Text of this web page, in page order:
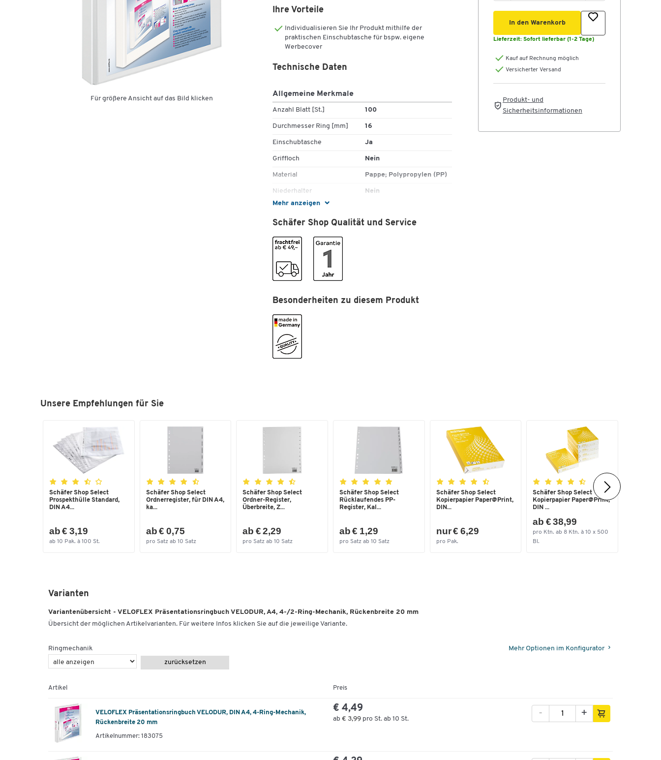
Für größere Ansicht auf das Bild klicken
Ihre Vorteile
Individualisieren Sie Ihr Produkt mithilfe der
praktischen Einschubtasche für bspw. eigene
Werbecover
Mehr anzeigen
Technische Daten
Allgemeine Merkmale
Anzahl Blatt [St.] 100
Durchmesser Ring [mm] 16
Einschubtasche Ja
Griffloch Nein
Material Pappe; Polypropylen (PP)
Niederhalter Nein
Ringmechanik
Rückenbreite [mm] 20
Rückenschild
Farben
Maße
Schäfer Shop Qualität und Service
Besonderheiten zu diesem Produkt
In den Warenkorb
Lieferzeit: Sofort lieferbar (1-2 Tage)
Kauf auf Rechnung möglich
Versicherter Versand
Produkt- und
Sicherheitsinformationen
Unsere Empfehlungen für Sie
Schäfer Shop Select
Prospekthülle Standard,
DIN A4...
ab € 3,19
ab 10 Pak. à 100 St.
Schäfer Shop Select
Ordnerregister, für DIN A4,
ka...
ab € 0,75
pro Satz ab 10 Satz
Schäfer Shop Select
Ordner-Register,
Überbreite, Z...
ab € 2,29
pro Satz ab 10 Satz
Schäfer Shop Select
Rücklaufendes PP-
Register, Kal...
ab € 1,29
pro Satz ab 10 Satz
Schäfer Shop Select
Kopierpapier Paper@Print,
DIN...
nur € 6,29
pro Pak.
Schäfer Shop Select
Kopierpapier Paper@Print,
DIN ...
ab € 38,99
pro Ktn. ab 8 Ktn. à 10 x 500
Bl.
Varianten
Variantenübersicht - VELOFLEX Präsentationsringbuch VELODUR, A4, 4-/2-Ring-Mechanik, Rückenbreite 20 mm
Übersicht der möglichen Artikelvarianten. Für weitere Infos klicken Sie auf die jeweilige Variante.
Ringmechanik
zurücksetzen
Mehr Optionen im Konfigurator
Artikel Preis
VELOFLEX Präsentationsringbuch VELODUR, DIN A4, 4-Ring-Mechanik,
Rückenbreite 20 mm
Artikelnummer: 183075
€ 4,49
ab € 3,99 pro St. ab 10 St.
+
-